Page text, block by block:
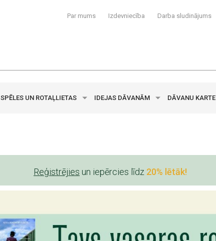
Par mums Izdevniecība Darba sludinājums
SPĒLES UN ROTAĻLIETAS IDEJAS DĀVANĀM DĀVANU KARTE
Reģistrējies un iepērcies līdz 20% lētāk!